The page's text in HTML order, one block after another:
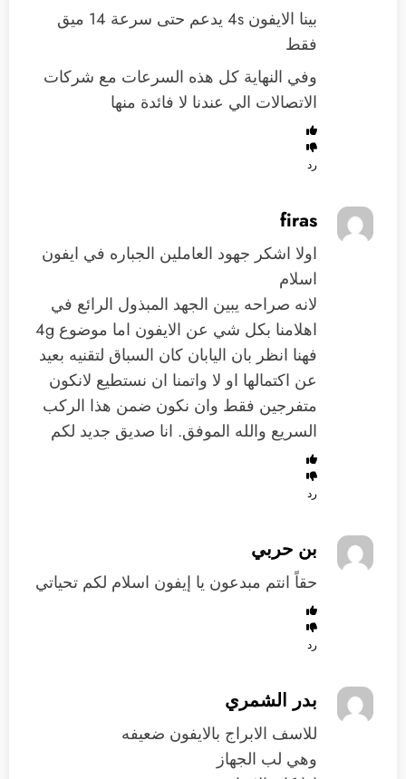
بينا الايفون 4s يدعم حتى سرعة 14 ميق
فقط
وفي النهاية كل هذه السرعات مع شركات
الاتصالات الي عندنا لا فائدة منها
رد
firas
اولا اشكر جهود العاملين الجباره في ايفون
اسلام
لانه صراحه يبين الجهد المبذول الرائع في
اهلامنا بكل شي عن الايفون اما موضوع 4g
فهنا انظر بان اليابان كان السباق لتقنيه بعيد
عن اكتمالها او لا واتمنا ان نستطيع لانكون
متفرجين فقط وان نكون ضمن هذا الركب
السريع والله الموفق. انا صديق جديد لكم
رد
بن حربي
حقاً انتم مبدعون يا إيفون اسلام لكم تحياتي
رد
بدر الشمري
للاسف الابراج بالايفون ضعيفه
وهي لب الجهاز